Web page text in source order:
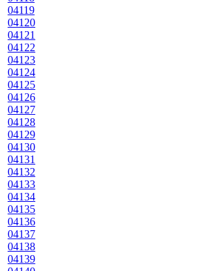
04119
04120
04121
04122
04123
04124
04125
04126
04127
04128
04129
04130
04131
04132
04133
04134
04135
04136
04137
04138
04139